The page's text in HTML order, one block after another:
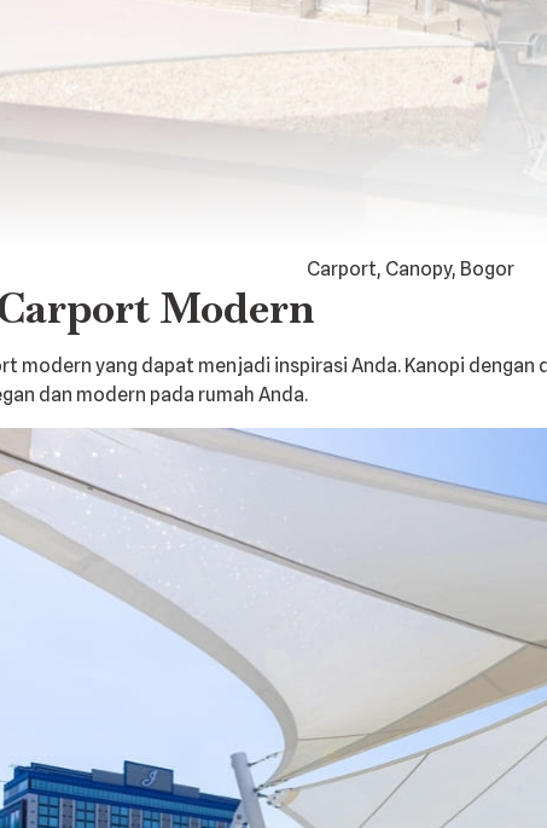
Carport, Canopy, Bogor
Modern
modern yang dapat menjadi inspirasi Anda. Kanopi
dan modern pada rumah Anda.